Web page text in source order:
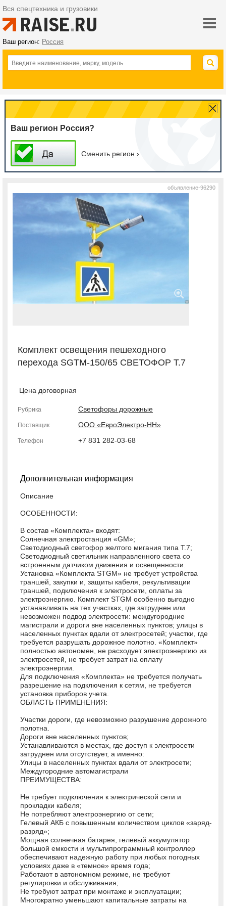
Вся спецтехника и грузовики
Ваш регион: Россия
Ваш регион Россия?
Сменить регион ›
Комплект освещения пешеходного
перехода SGTM-150/65 СВЕТОФОР Т.7
Цена договорная
Рубрика Светофоры дорожные
Поставщик ООО «ЕвроЭлектро-НН»
Телефон +7 831 282-03-68
Дополнительная информация
Описание
ОСОБЕННОСТИ:
В состав «Комплекта» входят:
Солнечная электростанция «GМ»;
Светодиодный светофор желтого мигания типа Т.7;
Светодиодный светильник направленного света со
встроенным датчиком движения и освещенности.
Установка «Комплекта STGM» не требует устройства
траншей, закупки и, защиты кабеля, рекультивации
траншей, подключения к электросети, оплаты за
электроэнергию. Комплект STGM особенно выгодно
устанавливать на тех участках, где затруднен или
невозможен подвод электросети: междугородние
магистрали и дороги вне населенных пунктов; улицы в
населенных пунктах вдали от электросетей; участки, где
требуется разрушать дорожное полотно. «Комплект»
полностью автономен, не расходует электроэнергию из
электросетей, не требует затрат на оплату
электроэнергии.
Для подключения «Комплекта» не требуется получать
разрешение на подключения к сетям, не требуется
установка приборов учета.
ОБЛАСТЬ ПРИМЕНЕНИЯ:
Участки дороги, где невозможно разрушение дорожного
полотна.
Дороги вне населенных пунктов;
Устанавливаются в местах, где доступ к электросети
затруднен или отсутствует, а именно:
Улицы в населенных пунктах вдали от электросети;
Междугородние автомагистрали
ПРЕИМУЩЕСТВА:
Не требует подключения к электрической сети и
прокладки кабеля;
Не потребляют электроэнергию от сети;
Гелевый АКБ с повышенным количеством циклов «заряд-
разряд»;
Мощная солнечная батарея, гелевый аккумулятор
большой емкости и мультипрограммный контроллер
обеспечивают надежную работу при любых погодных
условиях даже в «темное» время года;
Работают в автономном режиме, не требуют
регулировки и обслуживания;
Не требуют затрат при монтаже и эксплуатации;
Многократно уменьшают капитальные затраты на
объявление-96290